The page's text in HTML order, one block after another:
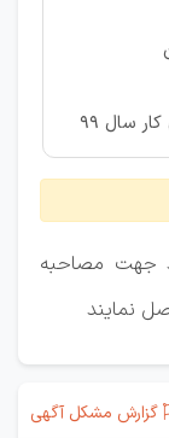
سال 99
جهت مصاحبه
نمایند
گزارش مشکل آگهی